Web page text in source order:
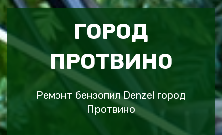
ГОРОД
ПРОТВИНО
Ремонт бензопил Denzel город
Протвино